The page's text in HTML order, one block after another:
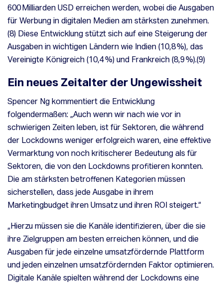
600 Milliarden USD erreichen werden, wobei die Ausgaben
für Werbung in digitalen Medien am stärksten zunehmen.
(8) Diese Entwicklung stützt sich auf eine Steigerung der
Ausgaben in wichtigen Ländern wie Indien (10,8 %), das
Vereinigte Königreich (10,4 %) und Frankreich (8,9 %).(9)
Ein neues Zeitalter der Ungewissheit
Spencer Ng kommentiert die Entwicklung
folgendermaßen: „Auch wenn wir nach wie vor in
schwierigen Zeiten leben, ist für Sektoren, die während
der Lockdowns weniger erfolgreich waren, eine effektive
Vermarktung von noch kritischerer Bedeutung als für
Sektoren, die von den Lockdowns profitieren konnten.
Die am stärksten betroffenen Kategorien müssen
sicherstellen, dass jede Ausgabe in ihrem
Marketingbudget ihren Umsatz und ihren ROI steigert.“
„Hierzu müssen sie die Kanäle identifizieren, über die sie
ihre Zielgruppen am besten erreichen können, und die
Ausgaben für jede einzelne umsatzfördernde Plattform
und jeden einzelnen umsatzfördernden Faktor optimieren.
Digitale Kanäle spielten während der Lockdowns eine